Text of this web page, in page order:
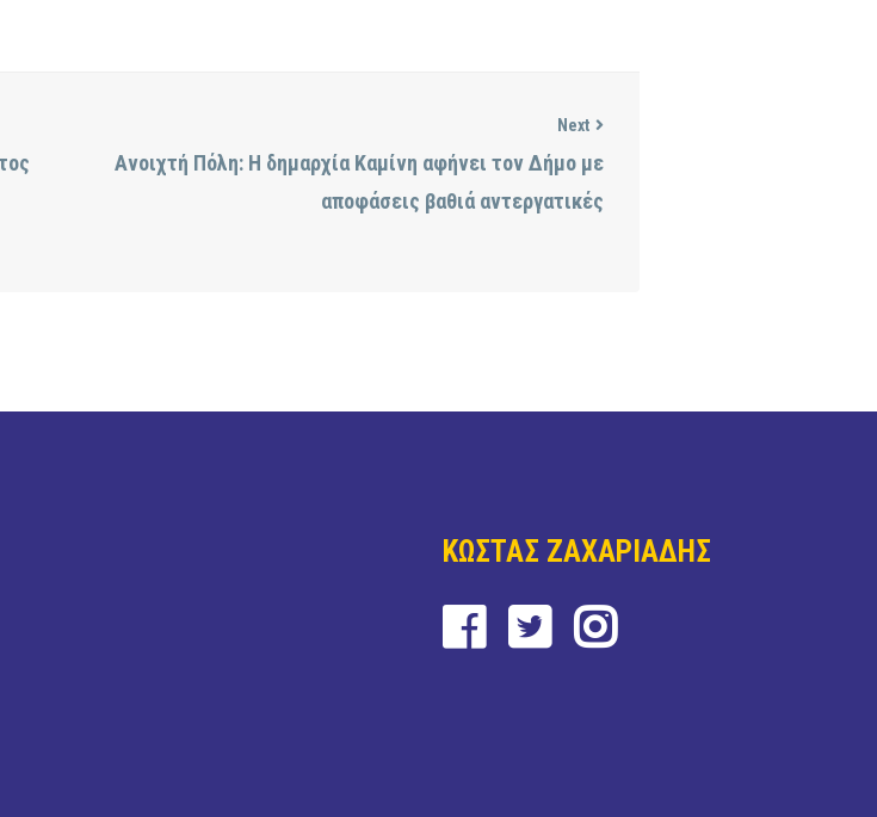
Next
Ανοιχτή Πόλη: Η δημαρχία Καμίνη αφήνει τον Δήμο με
αποφάσεις βαθιά αντεργατικές
ΚΩΣΤΑΣ ΖΑΧΑΡΙΑΔΗΣ